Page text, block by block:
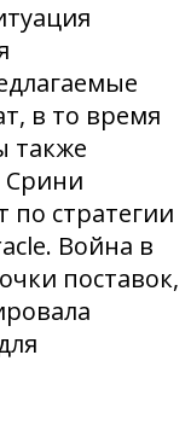
в то время
также
Срини
по стратегии
Война в
поставок,